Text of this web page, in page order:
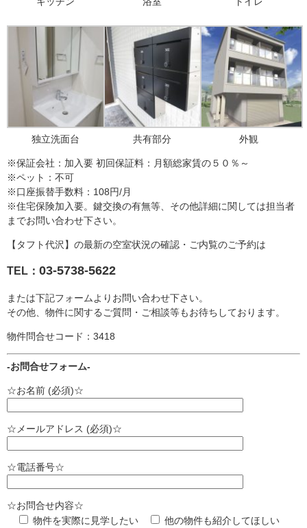
独立洗面台 共有部分 外観
※保証会社：加入要 初回保証料：月額総家賃の５０％～
※ペット：不可
※口座振替手数料：108円/月
※住宅保険加入要。鍵交換の有無等、その他詳細に関しては担当者
までお問い合わせ下さい。
【タフト代沢】の最新の空室状況の確認・ご内覧のご予約は
TEL： 03-5738-5622
または下記フォームよりお問い合わせ下さい。
その他、物件に関するご質問・ご相談等もお待ちしております。
物件問合せコード：3418
-お問合せフォーム-
☆お名前 (必須)☆
☆メールアドレス (必須)☆
☆電話番号☆
☆お問合せ内容☆
物件を実際に見学したい
他の物件も紹介してほしい